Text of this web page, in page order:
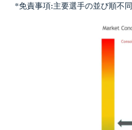
*免責事項:主要選手の並び順不同